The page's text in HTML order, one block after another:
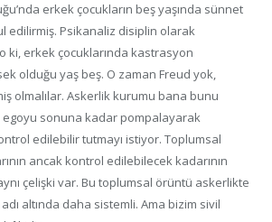
erkek çocukların beş yaşında sünnet
edilirmiş. Psikanaliz disiplin olarak
ki, erkek çocuklarında kastrasyon
olduğu yaş beş. O zaman Freud yok,
olmalılar. Askerlik kurumu bana bunu
egoyu sonuna kadar pompalayarak
edilebilir tutmayı istiyor. Toplumsal
ancak kontrol edilebilecek kadarının
çelişki var. Bu toplumsal örüntü askerlikte
altında daha sistemli. Ama bizim sivil